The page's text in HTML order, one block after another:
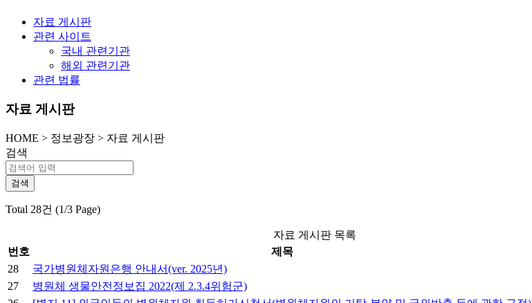
자료 게시판
관련 사이트
국내 관련기관
해외 관련기관
관련 법률
자료 게시판
HOME > 정보광장 > 자료 게시판
검색
Total 28건 (1/3 Page)
자료 게시판 목록
번호
제목
28
국가병원체자원은행 안내서(ver. 2025년)
27
병원체 생물안전정보집 2022(제 2.3.4위험군)